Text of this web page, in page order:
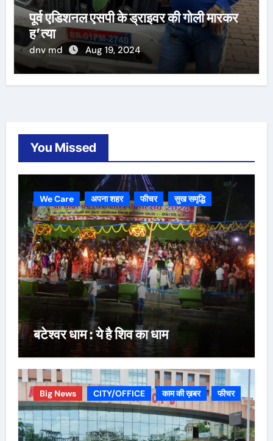
पूर्व एडिशनल एसपी के ड्राइवर की गोली मारकर
ह’त्या
dnv md Aug 19, 2024
You Missed
We Care अपना शहर फीचर सुख समृद्धि
बटेश्वर धाम : ये है शिव का धाम
Big News CITY/OFFICE काम की ख़बर फीचर